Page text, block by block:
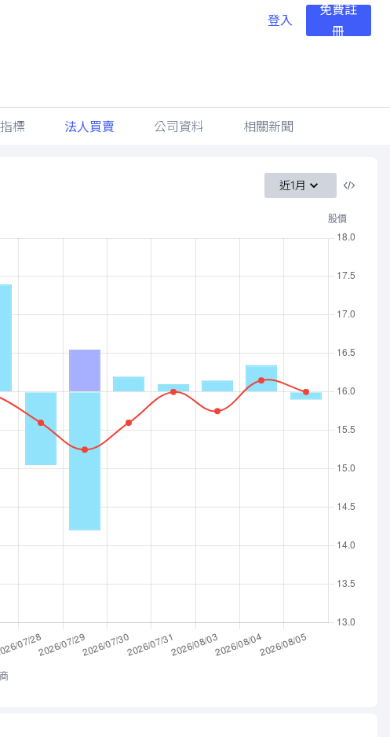
登入
免費註
冊
標 法人買賣 公司資料 相關新聞
近1月